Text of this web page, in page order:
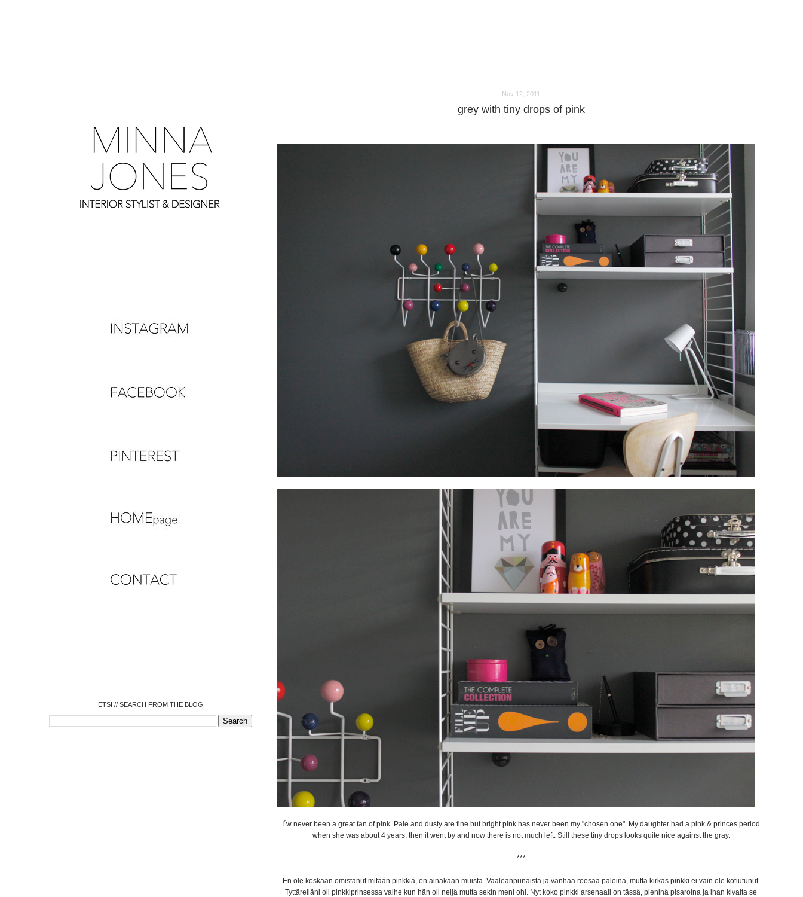
Nov 12, 2011
grey with tiny drops of pink
I´w never been a great fan of pink. Pale and dusty are fine but bright pink has never been my "chosen one". My daughter had a pink & princes period
when she was about 4 years, then it went by and now there is not much left. Still these tiny drops looks quite nice against the gray.
***
En ole koskaan omistanut mitään pinkkiä, en ainakaan muista. Vaaleanpunaista ja vanhaa roosaa paloina, mutta kirkas pinkki ei vain ole kotiutunut.
Tyttärelläni oli pinkkiprinsessa vaihe kun hän oli neljä mutta sekin meni ohi. Nyt koko pinkki arsenaali on tässä, pieninä pisaroina ja ihan kivalta se
ETSI // SEARCH FROM THE BLOG